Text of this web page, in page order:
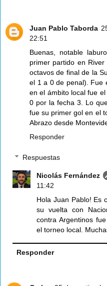
Juan Pablo Taborda
22:51
Buenas, notable
primer partido en
octavos de final de la
el 1 a 0 de penal). Fue
en el ámbito local fue
0 por la fecha 3. Lo
fue su primer gol en el
Abrazo desde
Responder
Respuestas
Nicolás Fernández
11:42
Hola Juan Pablo! Es
su vuelta con
contra Argentinos
el torneo local.
Responder